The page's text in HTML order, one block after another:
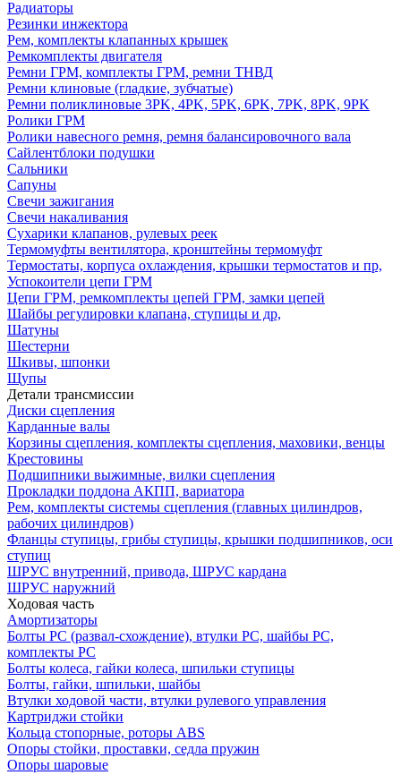
Радиаторы
Резинки инжектора
Рем, комплекты клапанных крышек
Ремкомплекты двигателя
Ремни ГРМ, комплекты ГРМ, ремни ТНВД
Ремни клиновые (гладкие, зубчатые)
Ремни поликлиновые 3PK, 4PK, 5PK, 6PK, 7PK, 8PK, 9PK
Ролики ГРМ
Ролики навесного ремня, ремня балансировочного вала
Сайлентблоки подушки
Сальники
Сапуны
Свечи зажигания
Свечи накаливания
Сухарики клапанов, рулевых реек
Термомуфты вентилятора, кронштейны термомуфт
Термостаты, корпуса охлаждения, крышки термостатов и пр,
Успокоители цепи ГРМ
Цепи ГРМ, ремкомплекты цепей ГРМ, замки цепей
Шайбы регулировки клапана, ступицы и др,
Шатуны
Шестерни
Шкивы, шпонки
Щупы
Детали трансмиссии
Диски сцепления
Карданные валы
Корзины сцепления, комплекты сцепления, маховики, венцы
Крестовины
Подшипники выжимные, вилки сцепления
Прокладки поддона АКПП, вариатора
Рем, комплекты системы сцепления (главных цилиндров,
рабочих цилиндров)
Фланцы ступицы, грибы ступицы, крышки подшипников, оси
ступиц
ШРУС внутренний, привода, ШРУС кардана
ШРУС наружний
Ходовая часть
Амортизаторы
Болты РС (развал-схождение), втулки РС, шайбы РС,
комплекты РС
Болты колеса, гайки колеса, шпильки ступицы
Болты, гайки, шпильки, шайбы
Втулки ходовой части, втулки рулевого управления
Картриджи стойки
Кольца стопорные, роторы ABS
Опоры стойки, проставки, седла пружин
Опоры шаровые